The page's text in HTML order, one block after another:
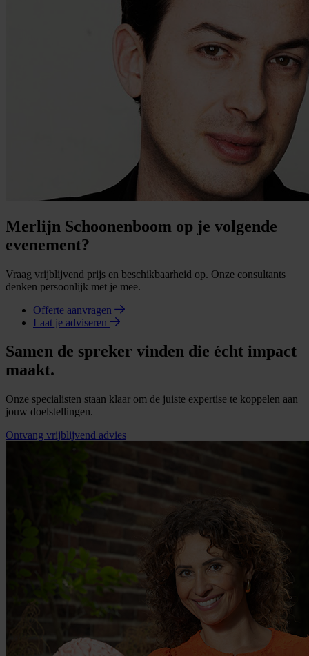
Merlijn Schoonenboom op je volgende
evenement?
Vraag vrijblijvend prijs en beschikbaarheid op. Onze consultants
denken persoonlijk met je mee.
Offerte aanvragen
Laat je adviseren
Samen de spreker vinden die écht impact
maakt.
Onze specialisten staan klaar om de juiste expertise te koppelen aan
jouw doelstellingen.
Ontvang vrijblijvend advies